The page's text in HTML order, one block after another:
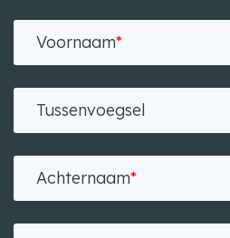
Voornaam*
Tussenvoegsel
Achternaam*